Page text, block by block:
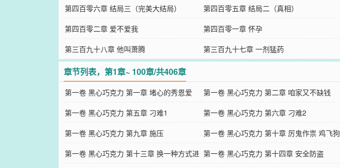
第四百零六章 结局三（完美大结局） 第四百零五章 结局二（真相）
第四百零二章 爱不爱我
第四百零一章 怀孕
第三百九十八章 他叫萧腾
第三百九十七章 一剂猛药
章节列表，第1章~ 100章/共406章
第一卷 黑心巧克力 第一章 堵心的秀恩爱 第一卷 黑心巧克力 第二章 咱家又不缺钱
第一卷 黑心巧克力 第五章 刁难1
第一卷 黑心巧克力 第六章 刁难2
第一卷 黑心巧克力 第九章 施压
第一卷 黑心巧克力 第十章 厉鬼作祟 鸡飞狗
跳
第一卷 黑心巧克力 第十三章 换一种方式进 第一卷 黑心巧克力 第十四章 安全防盗